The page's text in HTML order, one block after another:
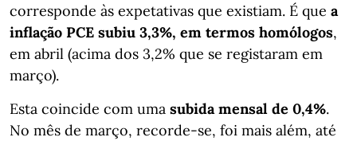
corresponde às expetativas que existiam. É que a
inflação PCE subiu 3,3%, em termos homólogos,
em abril (acima dos 3,2% que se registaram em
março).
Esta coincide com uma subida mensal de 0,4%.
No mês de março, recorde-se, foi mais além, até